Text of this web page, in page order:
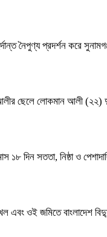
নৈপুণ্য প্রদর্শন করে
ছেলে লোকমান আলী
১৮ দিন সততা, নিষ্ঠা ও
ওই জমিতে বাংলাদেশ